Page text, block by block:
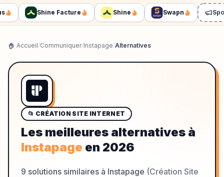
Shine Facture Shine Swapn
🏠 Accueil/Communiquer/Instapage/Alternatives
📂 CRÉATION SITE INTERNET
Les meilleures alternatives à
Instapage en 2026
9 solutions similaires à Instapage (Création Site